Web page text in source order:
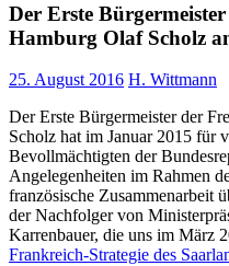
Der Erste
Hamburg Olaf Scholz
25. August 2016 H. Wittmann
Der Erste Bürgermeister der
Scholz hat im Januar 2015 für
Bevollmächtigten der
Angelegenheiten im Rahmen
französische Zusammenarbeit
der Nachfolger von
Karrenbauer, die uns im März
Frankreich-Strategie des